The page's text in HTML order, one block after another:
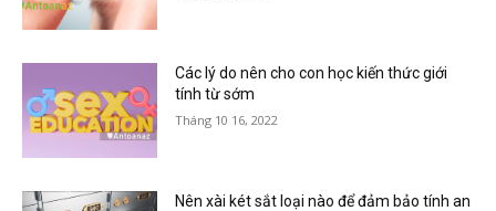
Các lý do nên cho con học kiến thức giới
tính từ sớm
Tháng 10 16, 2022
Nên xài két sắt loại nào để đảm bảo tính an